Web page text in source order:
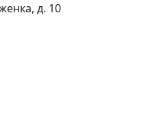
д. 10